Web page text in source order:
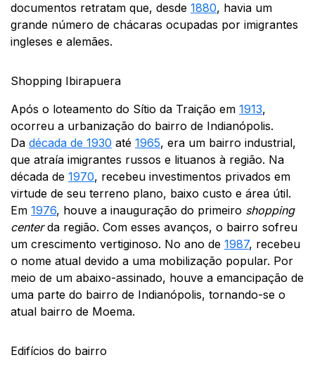
documentos retratam que, desde 1880, havia um
grande número de chácaras ocupadas por imigrantes
ingleses e alemães.
Shopping Ibirapuera
Após o loteamento do Sítio da Traição em 1913,
ocorreu a urbanização do bairro de Indianópolis.
Da década de 1930 até 1965, era um bairro industrial,
que atraía imigrantes russos e lituanos à região. Na
década de 1970, recebeu investimentos privados em
virtude de seu terreno plano, baixo custo e área útil.
Em 1976, houve a inauguração do primeiro shopping
centerda região. Com esses avanços, o bairro sofreu
um crescimento vertiginoso. No ano de 1987, recebeu
o nome atual devido a uma mobilização popular. Por
meio de um abaixo-assinado, houve a emancipação de
uma parte do bairro de Indianópolis, tornando-se o
atual bairro de Moema.
Edifícios do bairro